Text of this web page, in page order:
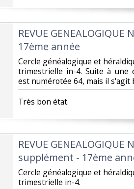
‎REVUE GENEALOGIQUE
17ème année‎
‎Cercle généalogique et
trimestrielle in-4. Suite à une
est numérotée 64, mais il s'agit
‎Très bon état.‎
‎REVUE GENEALOGIQUE
supplément - 17ème
‎Cercle généalogique et
trimestrielle in-4.‎